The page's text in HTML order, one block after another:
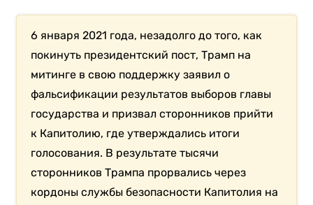
6 января 2021 года, незадолго до того, как
покинуть президентский пост, Трамп на
митинге в свою поддержку заявил о
фальсификации результатов выборов главы
государства и призвал сторонников прийти
к Капитолию, где утверждались итоги
голосования. В результате тысячи
сторонников Трампа прорвались через
кордоны службы безопасности Капитолия на